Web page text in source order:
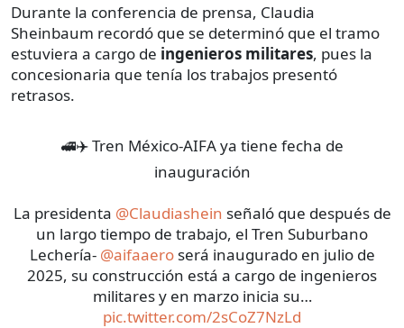
Durante la conferencia de prensa, Claudia
Sheinbaum recordó que se determinó que el tramo
estuviera a cargo de ingenieros militares, pues la
concesionaria que tenía los trabajos presentó
retrasos.
🚅✈️ Tren México-AIFA ya tiene fecha de
inauguración
La presidenta @Claudiashein señaló que después de
un largo tiempo de trabajo, el Tren Suburbano
Lechería- @aifaaeroserá inaugurado en julio de
2025, su construcción está a cargo de ingenieros
militares y en marzo inicia su…
pic.twitter.com/2sCoZ7NzLd